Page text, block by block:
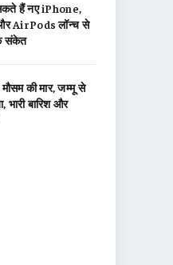
हैं नए iPhone,
AirPods लॉन्च से
संकेत
की मार, जम्मू से
भारी बारिश और